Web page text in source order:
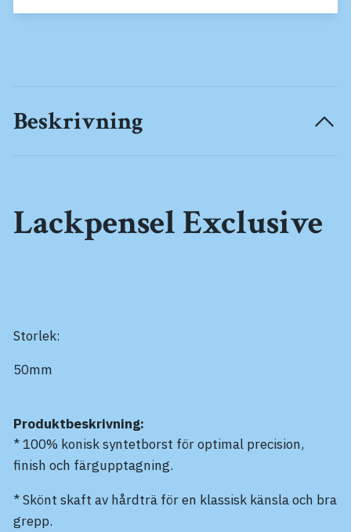
Beskrivning
Lackpensel Exclusive
Storlek:
50mm
Produktbeskrivning:
* 100% konisk syntetborst för optimal precision,
finish och färgupptagning.
* Skönt skaft av hårdträ för en klassisk känsla och bra
grepp.